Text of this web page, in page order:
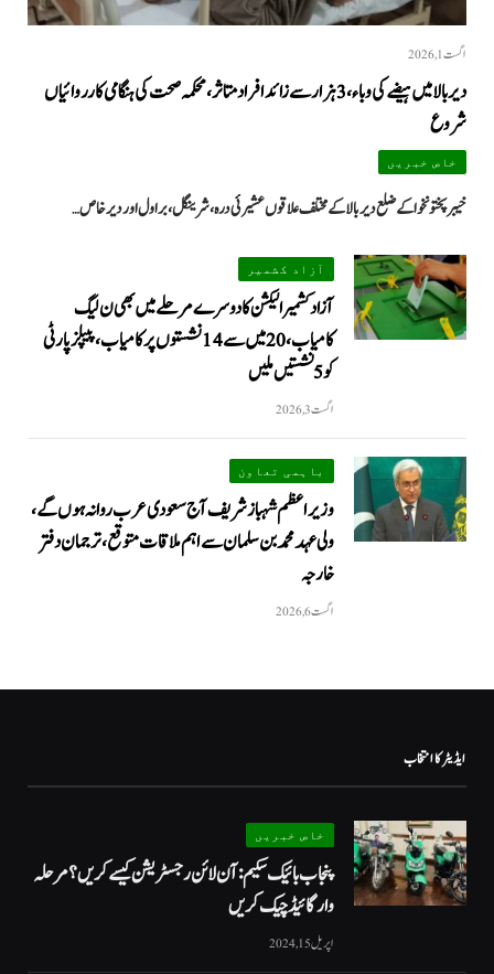
اگست 1, 2026
دیر بالا میں ہیضے کی وباء، 3 ہزار سے زائد افراد متاثر، محکمہ صحت کی ہنگامی کارروائیاں
شروع
خاص خبریں
خیبرپختونخوا کے ضلع دیر بالا کے مختلف علاقوں عشیرئی درہ، شرینگل، براول اور دیر خاص…
آزاد کشمیر
آزاد کشمیر الیکشن کا دوسرے مرحلے میں بھی ن لیگ
کامیاب، 20 میں سے 14 نشستوں پر کامیاب، پیپلزپارٹی
کو 5 نشستیں ملیں
اگست 3, 2026
باہمی تعاون
وزیراعظم شہباز شریف آج سعودی عرب روانہ ہوں گے،
ولی عہد محمد بن سلمان سے اہم ملاقات متوقع، ترجمان دفتر
خارجہ
اگست 6, 2026
ایڈیٹر کا انتخاب
خاص خبریں
پنجاب بائیک سکیم: آن لائن رجسٹریشن کیسے کریں؟ مرحلہ
وار گائیڈ چیک کریں
اپریل 15, 2024